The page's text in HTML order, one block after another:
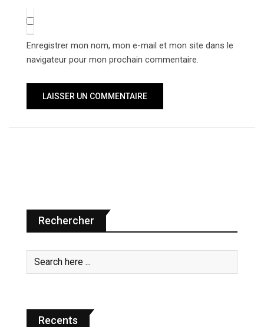
Enregistrer mon nom, mon e-mail et mon site dans le
navigateur pour mon prochain commentaire.
Rechercher
Recents